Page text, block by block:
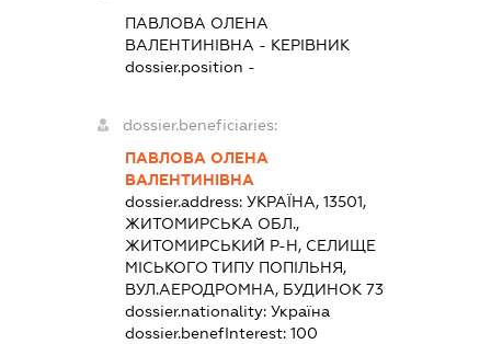
ПАВЛОВА ОЛЕНА
ВАЛЕНТИНІВНА - КЕРІВНИК
dossier.position -
dossier.beneficiaries:
ПАВЛОВА ОЛЕНА
ВАЛЕНТИНІВНА
dossier.address: УКРАЇНА, 13501,
ЖИТОМИРСЬКА ОБЛ.,
ЖИТОМИРСЬКИЙ Р-Н, СЕЛИЩЕ
МІСЬКОГО ТИПУ ПОПІЛЬНЯ,
ВУЛ.АЕРОДРОМНА, БУДИНОК 73
dossier.nationality: Україна
dossier.benefInterest: 100